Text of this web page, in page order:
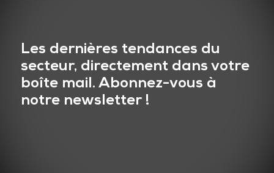
Les dernières tendances du
secteur, directement dans votre
boîte mail. Abonnez-vous à
notre newsletter !